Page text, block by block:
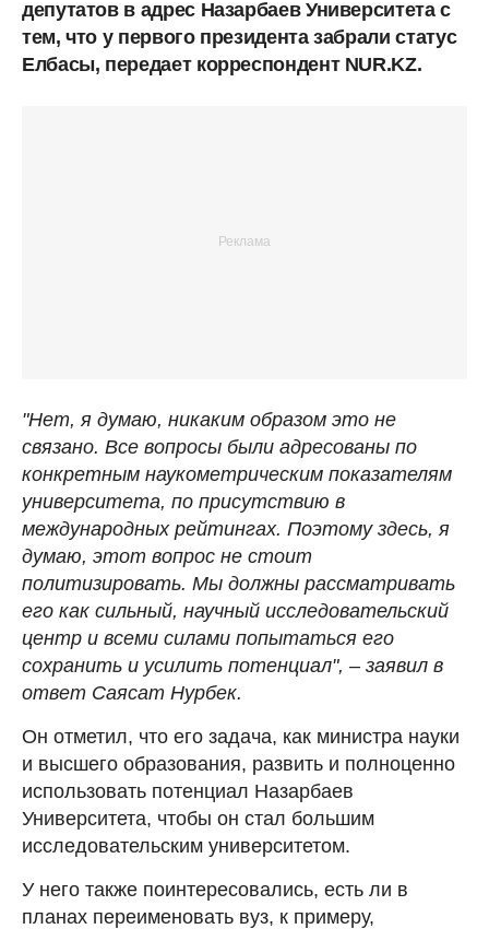
депутатов в адрес Назарбаев Университета с
тем, что у первого президента забрали статус
Елбасы, передает корреспондент NUR.KZ.
"Нет, я думаю, никаким образом это не
связано. Все вопросы были адресованы по
конкретным наукометрическим показателям
университета, по присутствию в
международных рейтингах. Поэтому здесь, я
думаю, этот вопрос не стоит
политизировать. Мы должны рассматривать
его как сильный, научный исследовательский
центр и всеми силами попытаться его
сохранить и усилить потенциал", – заявил в
ответ Саясат Нурбек.
Он отметил, что его задача, как министра науки
и высшего образования, развить и полноценно
использовать потенциал Назарбаев
Университета, чтобы он стал большим
исследовательским университетом.
У него также поинтересовались, есть ли в
планах переименовать вуз, к примеру,